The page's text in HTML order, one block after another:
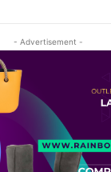
- Advertisement -